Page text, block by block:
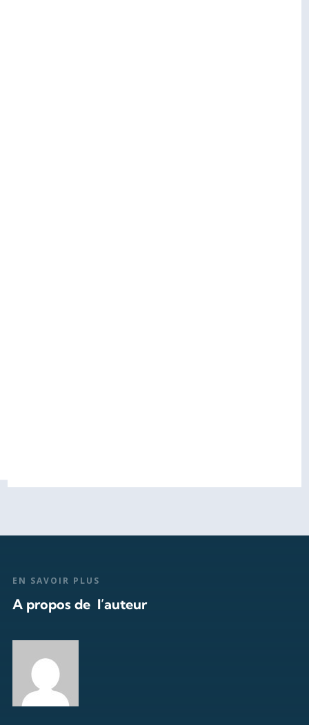
EN SAVOIR PLUS
A propos de l’auteur